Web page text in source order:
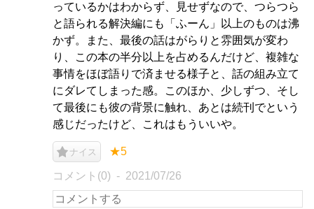
っているかはわからず、見せずなので、つらつら
と語られる解決編にも「ふーん」以上のものは沸
かず。また、最後の話はがらりと雰囲気が変わ
り、この本の半分以上を占めるんだけど、複雑な
事情をほぼ語りで済ませる様子と、話の組み立て
にダレてしまった感。このほか、少しずつ、そし
て最後にも彼の背景に触れ、あとは続刊でという
感じだったけど、これはもういいや。
ナイス ★5
コメント(0) 2021/07/26